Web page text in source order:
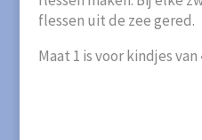
flessen uit de zee gered.
Maat 1 is voor kindjes van